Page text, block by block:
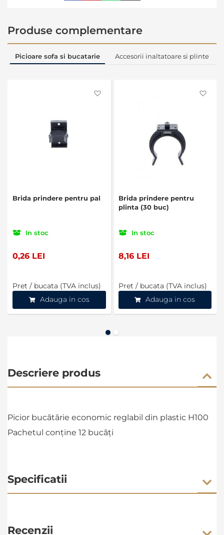
Produse complementare
Picioare sofa si bucatarie Accesorii inaltatoare si plinte
Brida prindere pentru pal
In stoc
0,26 LEI
Pret / bucata (TVA inclus)
Adauga in cos
Brida prindere pentru
plinta (30 buc)
In stoc
8,16 LEI
Pret / bucata (TVA inclus)
Adauga in cos
Descriere produs
Picior bucătărie economic reglabil din plastic H100
Pachetul conține 12 bucăți
Specificatii
Recenzii